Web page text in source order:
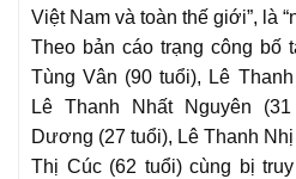
Việt Nam và toàn thế giới”, là
Theo bản cáo trạng công bố
Tùng Vân (90 tuổi), Lê
Lê Thanh Nhất Nguyên
Dương (27 tuổi), Lê Thanh
Thị Cúc (62 tuổi) cùng bị